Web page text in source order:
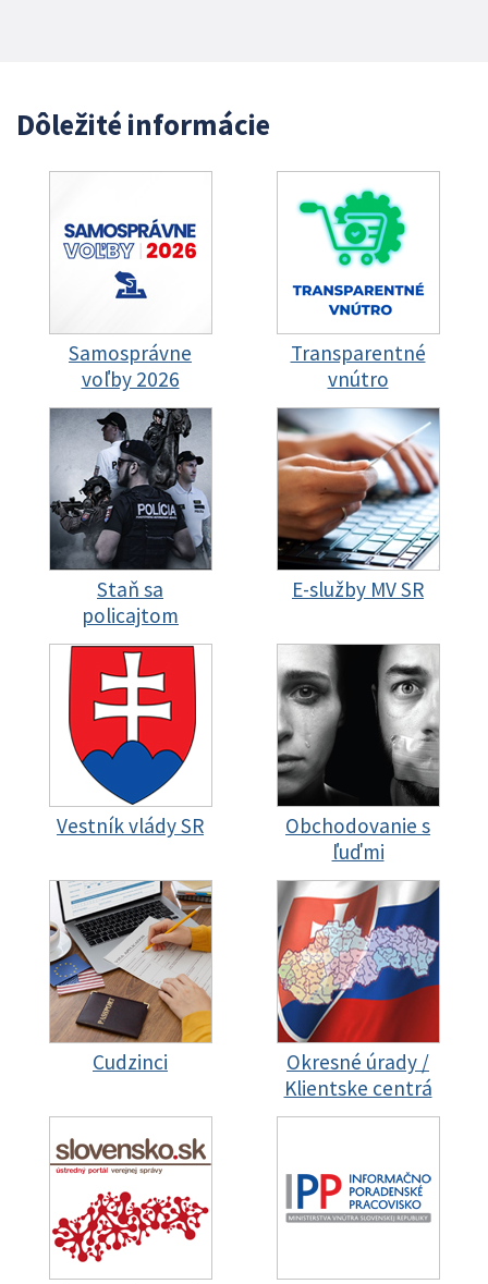
Dôležité informácie
Samosprávne
voľby 2026
Transparentné
vnútro
Staň sa
policajtom
E-služby MV SR
Vestník vlády SR
Obchodovanie s
ľuďmi
Cudzinci
Okresné úrady /
Klientske centrá